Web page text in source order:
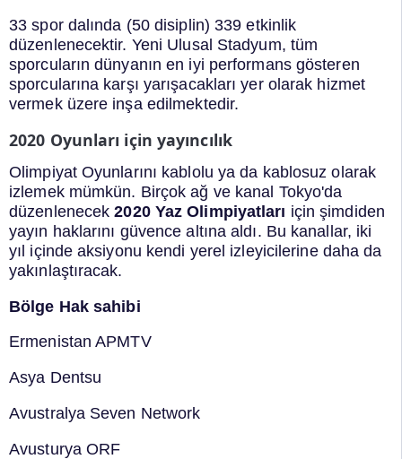
33 spor dalında (50 disiplin) 339 etkinlik
düzenlenecektir. Yeni Ulusal Stadyum, tüm
sporcuların dünyanın en iyi performans gösteren
sporcularına karşı yarışacakları yer olarak hizmet
vermek üzere inşa edilmektedir.
2020 Oyunları için yayıncılık
Olimpiyat Oyunlarını kablolu ya da kablosuz olarak
izlemek mümkün. Birçok ağ ve kanal Tokyo'da
düzenlenecek2020 Yaz Olimpiyatları için şimdiden
yayın haklarını güvence altına aldı. Bu kanallar, iki
yıl içinde aksiyonu kendi yerel izleyicilerine daha da
yakınlaştıracak.
Bölge Hak sahibi
Ermenistan APMTV
Asya Dentsu
Avustralya Seven Network
Avusturya ORF